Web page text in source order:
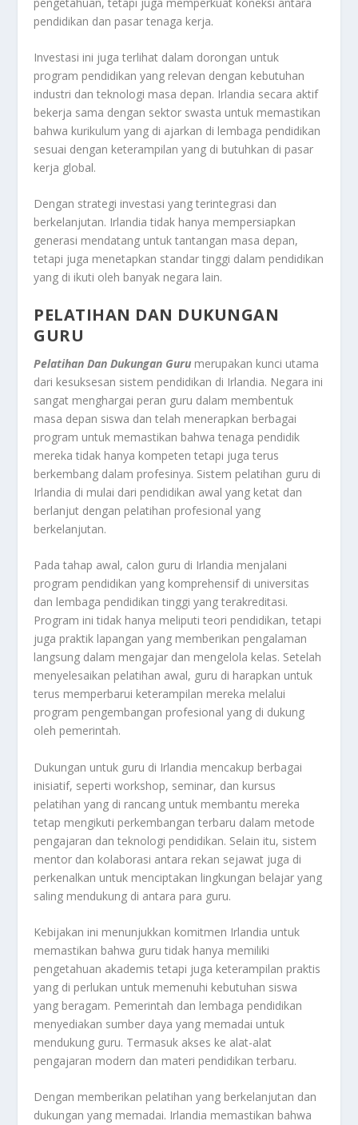
pendidikan dan pasar tenaga kerja.
Investasi ini juga terlihat dalam dorongan untuk
program pendidikan yang relevan dengan kebutuhan
industri dan teknologi masa depan. Irlandia secara aktif
bekerja sama dengan sektor swasta untuk memastikan
bahwa kurikulum yang di ajarkan di lembaga pendidikan
sesuai dengan keterampilan yang di butuhkan di pasar
kerja global.
Dengan strategi investasi yang terintegrasi dan
berkelanjutan. Irlandia tidak hanya mempersiapkan
generasi mendatang untuk tantangan masa depan,
tetapi juga menetapkan standar tinggi dalam pendidikan
yang di ikuti oleh banyak negara lain.
PELATIHAN DAN DUKUNGAN
GURU
Pelatihan Dan Dukungan Guru merupakan kunci utama
dari kesuksesan sistem pendidikan di Irlandia. Negara ini
sangat menghargai peran guru dalam membentuk
masa depan siswa dan telah menerapkan berbagai
program untuk memastikan bahwa tenaga pendidik
mereka tidak hanya kompeten tetapi juga terus
berkembang dalam profesinya. Sistem pelatihan guru di
Irlandia di mulai dari pendidikan awal yang ketat dan
berlanjut dengan pelatihan profesional yang
berkelanjutan.
Pada tahap awal, calon guru di Irlandia menjalani
program pendidikan yang komprehensif di universitas
dan lembaga pendidikan tinggi yang terakreditasi.
Program ini tidak hanya meliputi teori pendidikan, tetapi
juga praktik lapangan yang memberikan pengalaman
langsung dalam mengajar dan mengelola kelas. Setelah
menyelesaikan pelatihan awal, guru di harapkan untuk
terus memperbarui keterampilan mereka melalui
program pengembangan profesional yang di dukung
oleh pemerintah.
Dukungan untuk guru di Irlandia mencakup berbagai
inisiatif, seperti workshop, seminar, dan kursus
pelatihan yang di rancang untuk membantu mereka
tetap mengikuti perkembangan terbaru dalam metode
pengajaran dan teknologi pendidikan. Selain itu, sistem
mentor dan kolaborasi antara rekan sejawat juga di
perkenalkan untuk menciptakan lingkungan belajar yang
saling mendukung di antara para guru.
Kebijakan ini menunjukkan komitmen Irlandia untuk
memastikan bahwa guru tidak hanya memiliki
pengetahuan akademis tetapi juga keterampilan praktis
yang di perlukan untuk memenuhi kebutuhan siswa
yang beragam. Pemerintah dan lembaga pendidikan
menyediakan sumber daya yang memadai untuk
mendukung guru. Termasuk akses ke alat-alat
pengajaran modern dan materi pendidikan terbaru.
Dengan memberikan pelatihan yang berkelanjutan dan
dukungan yang memadai. Irlandia memastikan bahwa